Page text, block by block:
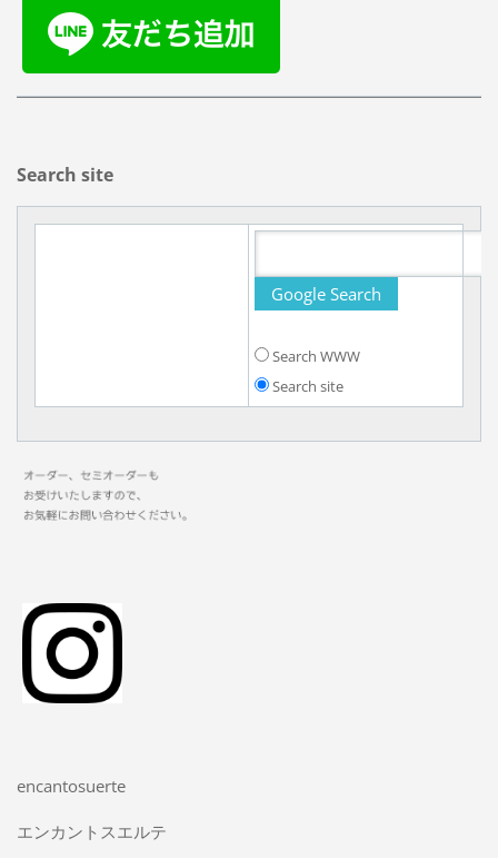
Search site
Search WWW
Search site
encantosuerte
エンカントスエルテ